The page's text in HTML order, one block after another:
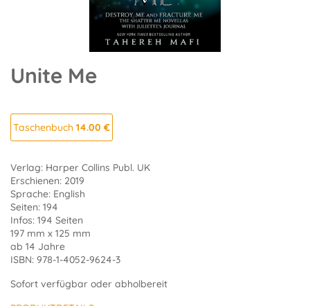
Unite Me
Taschenbuch 14.00 €
Verlag: Harper Collins Publ. UK
Erschienen: 2019
Sprache: English
Seiten: 194
Infos: 194 Seiten
197 mm x 125 mm
ab 14 Jahre
ISBN: 978-1-4052-9624-3
Sofort verfügbar oder abholbereit